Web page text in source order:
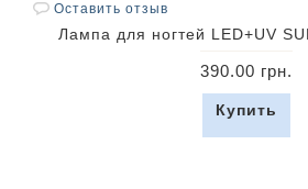
Оставить отзыв
Лампа для ногтей LED+UV
390.00 грн.
Купить